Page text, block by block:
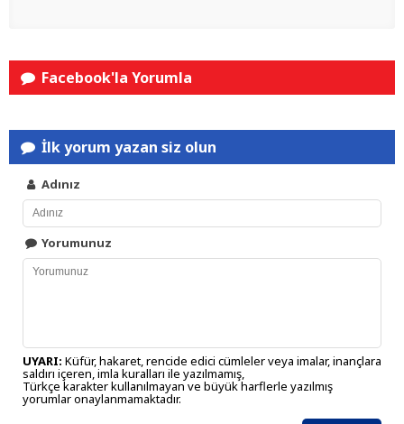
Facebook'la Yorumla
İlk yorum yazan siz olun
Adınız
Yorumunuz
UYARI: Küfür, hakaret, rencide edici cümleler veya imalar, inançlara
saldırı içeren, imla kuralları ile yazılmamış,
Türkçe karakter kullanılmayan ve büyük harflerle yazılmış
yorumlar onaylanmamaktadır.